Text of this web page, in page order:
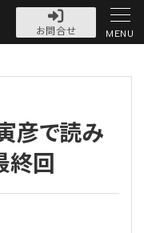
公益・一般法人オ
お問合せ
MENU
彦で読み
終回